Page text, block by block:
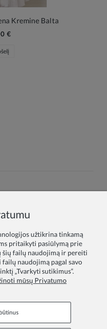
Kremine Balta
€
užtikrina tinkamą
pritaikyti pasiūlymą prie
failų naudojimą ir pereiti
naudojimą pagal savo
„Tvarkyti sutikimus“.
mūsų Privatumo